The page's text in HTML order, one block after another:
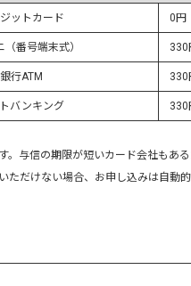
ットカード 0円
（番号端末式） 330
銀行ATM 330
バンキング 330
与信の期限が短いカード会社もあ
だけない場合、お申し込みは自動